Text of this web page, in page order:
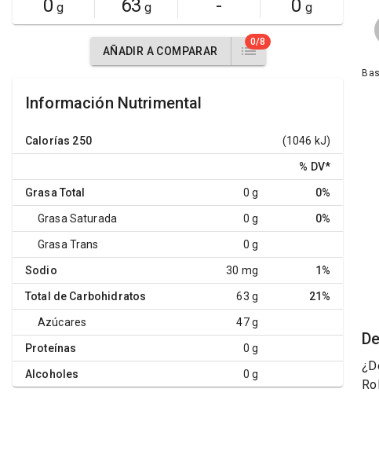
0 g 63 g - 0 g
AÑADIR A COMPARAR
0/8
Información Nutrimental
Calorías 250 (1046 kJ)
% DV*
Grasa Total 0 g 0%
Grasa Saturada 0 g 0%
Grasa Trans 0 g
Sodio 30 mg 1%
Total de Carbohidratos 63 g 21%
Azúcares 47 g
Proteínas 0 g
Alcoholes 0 g